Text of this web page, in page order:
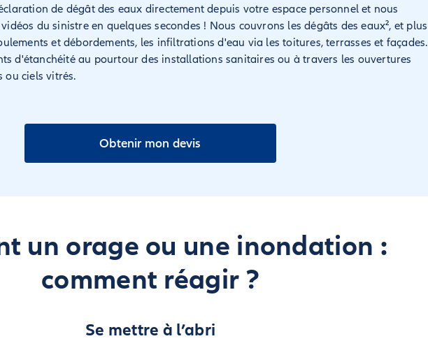
de dégât des eaux directement depuis votre espace personnel et nous
du sinistre en quelques secondes ! Nous couvrons les dégâts des eaux², et plus
et débordements, les infiltrations d'eau via les toitures, terrasses et façades.
d'étanchéité au pourtour des installations sanitaires ou à travers les ouvertures
ou ciels vitrés.
Obtenir mon devis
un orage ou une inondation :
comment réagir ?
Se mettre à l’abri